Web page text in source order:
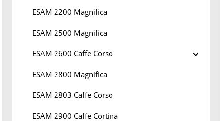
ESAM 2200 Magnifica
ESAM 2500 Magnifica
ESAM 2600 Caffe Corso
ESAM 2800 Magnifica
ESAM 2803 Caffe Corso
ESAM 2900 Caffe Cortina